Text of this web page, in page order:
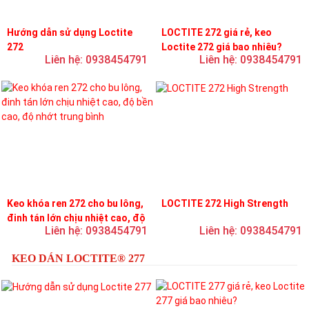
Hướng dẫn sử dụng Loctite
272
Liên hệ: 0938454791
LOCTITE 272 giá rẻ, keo
Loctite 272 giá bao nhiêu?
Liên hệ: 0938454791
Keo khóa ren 272 cho bu lông,
đinh tán lớn chịu nhiệt cao, độ
bền cao, độ nhớt trung bình
Liên hệ: 0938454791
LOCTITE 272 High Strength
Liên hệ: 0938454791
KEO DÁN LOCTITE® 277